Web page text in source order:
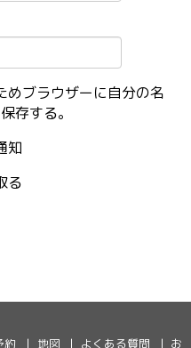
めブラウザーに自分の名
存する。
知
る
約 地図 よくある質問 お